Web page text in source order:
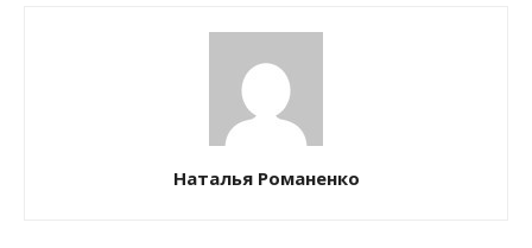
Наталья Романенко